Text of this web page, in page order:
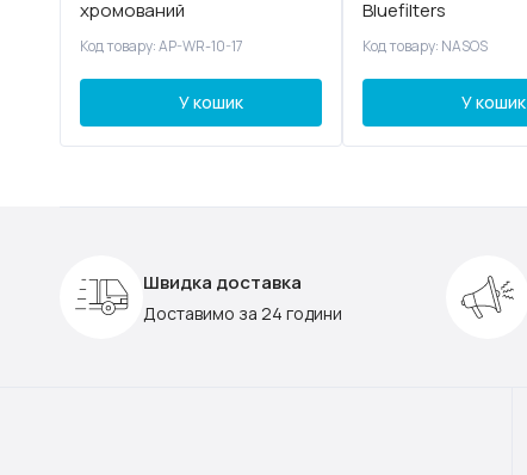
хромований
Код товару: AP-WR-10-17
У кошик
Bluefilters
Код товару: NASOS
У кошик
Швидка доставка
Доставимо за 24 години